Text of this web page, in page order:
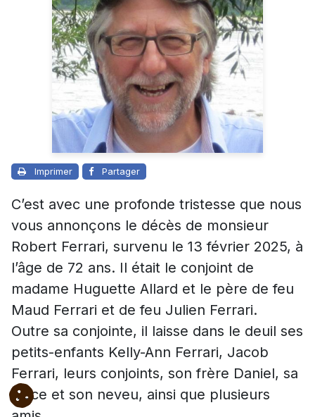
Imprimer Partager
C’est avec une profonde tristesse que nous
vous annonçons le décès de monsieur
Robert Ferrari, survenu le 13 février 2025, à
l’âge de 72 ans. Il était le conjoint de
madame Huguette Allard et le père de feu
Maud Ferrari et de feu Julien Ferrari.
Outre sa conjointe, il laisse dans le deuil ses
petits-enfants Kelly-Ann Ferrari, Jacob
Ferrari, leurs conjoints, son frère Daniel, sa
nièce et son neveu, ainsi que plusieurs